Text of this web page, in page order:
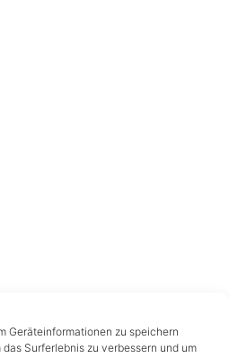
Geräteinformationen zu speichern
Surferlebnis zu verbessern und um